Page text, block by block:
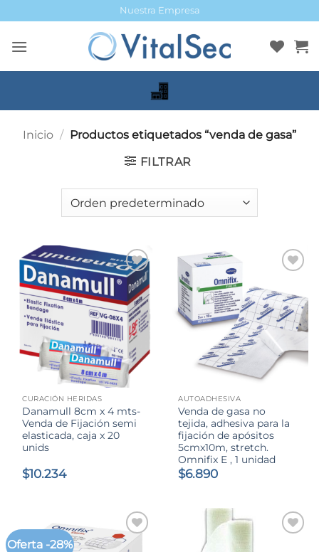
al
contenido
Nuestra Empresa
Inicio / Productos etiquetados “venda de gasa”
FILTRAR
CURACIÓN HERIDAS
Danamull 8cm x 4 mts-
Venda de Fijación semi
elasticada, caja x 20
unids
$10.234
AUTOADHESIVA
Venda de gasa no
tejida, adhesiva para la
fijación de apósitos
5cmx10m, stretch.
Omnifix E , 1 unidad
$6.890
Oferta -28%